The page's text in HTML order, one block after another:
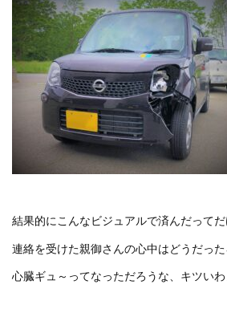
結果的にこんなビジュアルで済んだってだ
連絡を受けた親御さんの心中はどうだった
心臓ギュ～ってなっただろうな、キツいわ